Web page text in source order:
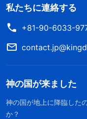
私たちに連絡する
+81-90-6033-
神の国が来ました
神の国が地上に降臨した
か？